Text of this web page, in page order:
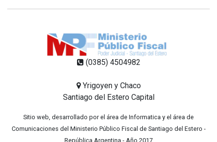
(0385) 4504982
Yrigoyen y Chaco
Santiago del Estero Capital
Sitio web, desarrollado por el área de Informatica y el área de
Comunicaciones del Ministerio Público Fiscal de Santiago del Estero -
República Argentina - Año 2017